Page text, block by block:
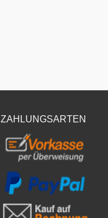
ZAHLUNGSARTEN